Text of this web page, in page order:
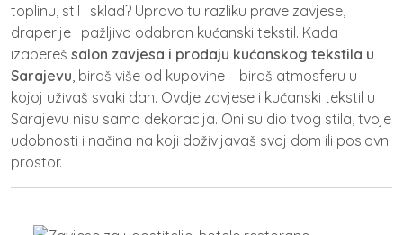
toplinu, stil i sklad? Upravo tu razliku prave zavjese,
draperije i pažljivo odabran kućanski tekstil. Kada
izabereš salon zavjesa i prodaju kućanskog tekstila u
Sarajevu , biraš više od kupovine – biraš atmosferu u
kojoj uživaš svaki dan. Ovdje zavjese i kućanski tekstil u
Sarajevu nisu samo dekoracija. Oni su dio tvog stila, tvoje
udobnosti i načina na koji doživljavaš svoj dom ili poslovni
prostor.